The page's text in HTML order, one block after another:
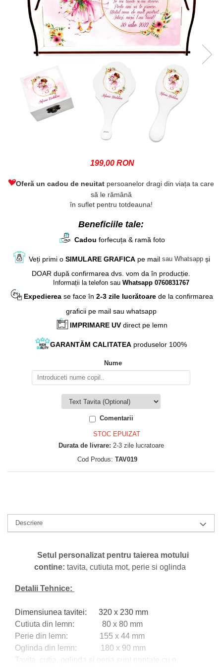
199,00 RON
Oferă un cadou de neuitatpersoanelor dragi din viața ta care
să le rămână
în suflet pentru totdeauna!
Beneficiile tale:
Cadou forfecuța & ramă foto
Veți primi o SIMULARE GRAFICA pe mail sau Whatsapp și
DOAR după confirmarea dvs. vom da în producție.
Informații la telefon sau Whatsapp 0760831767
Expedierea se face în 2-3 zile lucrătoare de la confirmarea
graficii pe mail sau whatsapp
IMPRIMARE UVdirect pe lemn
GARANTĂM CALITATEA produselor 100%
Nume
Comentarii
STOC EPUIZAT
Durata de livrare: 2-3 zile lucratoare
Cod Produs: TAV019
Descriere
Setul personalizat pentru taierea motului
contine: tavita, cutiuta mot, perie si oglinda
Detalii Tehnice:
Dimensiunea tavitei: 320 x 230 mm
Cutiuta din lemn: 80 x 80 mm
Perie din lemn: 155 x 44 mm
Oglinda din lemn: 180 x 90 mm
Tavita, cutia, oglinda si peria sunt printate cu o